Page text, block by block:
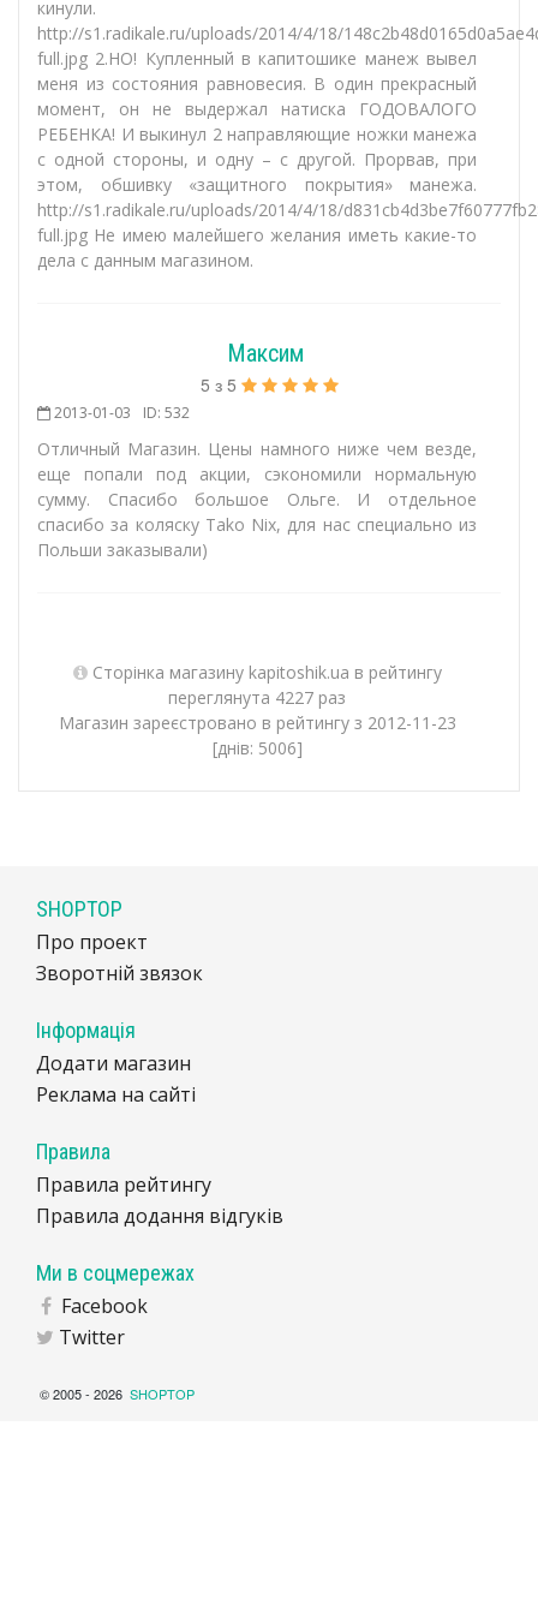
кинули.
http://s1.radikale.ru/uploads/2014/4/18/
full.jpg 2.НО! Купленный в капитошике манеж вывел
меня из состояния равновесия. В один прекрасный
момент, он не выдержал натиска ГОДОВАЛОГО
РЕБЕНКА! И выкинул 2 направляющие ножки манежа
с одной стороны, и одну – с другой. Прорвав, при
этом, обшивку «защитного покрытия» манежа.
http://s1.radikale.ru/uploads/2014/4/18/
full.jpg Не имею малейшего желания иметь какие-то
дела с данным магазином.
Максим
5 з 5
2013-01-03 ID: 532
Отличный Магазин. Цены намного ниже чем везде,
еще попали под акции, сэкономили нормальную
сумму. Спасибо большое Ольге. И отдельное
спасибо за коляску Tako Nix, для нас специально из
Польши заказывали)
Сторінка магазину kapitoshik.ua в рейтингу
переглянута 4227 раз
Магазин зареєстровано в рейтингу з 2012-11-23
[днів: 5006]
SHOPTOP
Про проект
Зворотній звязок
Інформація
Додати магазин
Реклама на сайті
Правила
Правила рейтингу
Правила додання відгуків
Ми в соцмережах
Facebook
Twitter
© 2005 - 2026 SHOPTOP